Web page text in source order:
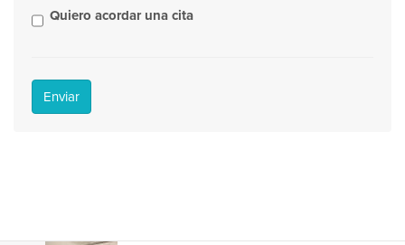
Quiero acordar una cita
Enviar